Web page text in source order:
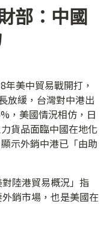
部：中國
年美中貿易戰開打，
放緩，台灣對中港出
，美國情況相仿，日
貨品面臨中國在地化
示外銷中港已「由助
陸港貿易概況」指
銷市場，也是美國在